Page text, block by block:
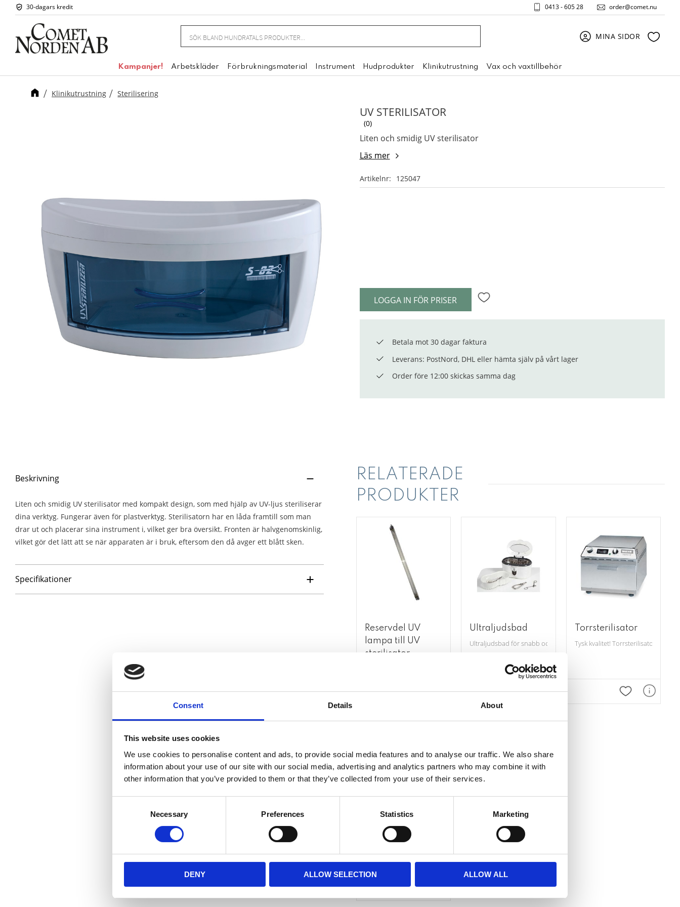
Consent Details About
This website uses cookies
We use cookies to personalise content and ads, to provide social media features and to analyse our traffic. We also share
information about your use of our site with our social media, advertising and analytics partners who may combine it with
other information that you’ve provided to them or that they’ve collected from your use of their services.
Necessary Preferences Statistics Marketing
DENY ALLOW SELECTION ALLOW ALL
30-dagars kredit 0413 - 605 28 order@comet.nu
MINA SIDOR
Kampanjer! Arbetskläder Förbrukningsmaterial Instrument Hudprodukter Klinikutrustning Vax och vaxtillbehör
Klinikutrustning Sterilisering
UV STERILISATOR
0
Liten och smidig UV sterilisator
Läs mer
LOGGA IN FÖR PRISER Lägg till i favoriter
Artikelnr 125047
Betala mot 30 dagar faktura
Leverans: PostNord, DHL eller hämta själv på vårt lager
Order före 12:00 skickas samma dag
Beskrivning
Liten och smidig UV sterilisator med kompakt design, som med hjälp av UV-ljus steriliserar
dina verktyg. Fungerar även för plastverktyg. Sterilisatorn har en låda framtill som man
drar ut och placerar sina instrument i, vilket ger bra översikt. Fronten är halvgenomskinlig,
vilket gör det lätt att se när apparaten är i bruk, eftersom den då avger ett blått sken.
Specifikationer
RELATERADE
PRODUKTER
Reservdel UV
lampa till UV
sterilisator
Lägg till i favoriter
Ultraljudsbad
Ultraljudsbad för snabb och effektiv rengöring av instrument.
Lägg till i favoriter
Torrsterilisator
Tysk kvalitet! Torrsterilisator,
Lägg till i
Ytdesinfektion
DAX Ytdesinfektion Plus är avsedd för desinfektion av släta ytor, t.ex. undersökningsbritsar, bänkar, bord